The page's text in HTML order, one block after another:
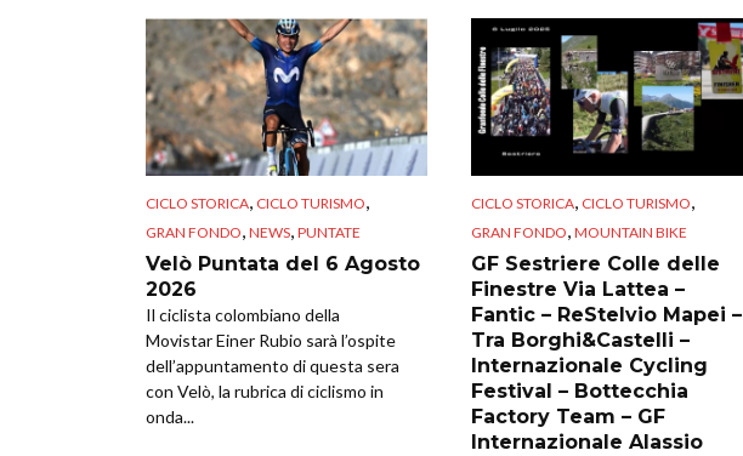
CICLO STORICA, CICLO TURISMO,
GRAN FONDO, NEWS, PUNTATE
Velò Puntata del 6 Agosto
2026
Il ciclista colombiano della
Movistar Einer Rubio sarà l’ospite
dell’appuntamento di questa sera
con Velò, la rubrica di ciclismo in
onda...
CICLO STORICA, CICLO TURISMO,
GRAN FONDO, MOUNTAIN BIKE
GF Sestriere Colle delle
Finestre Via Lattea –
Fantic – ReStelvio Mapei –
Tra Borghi&Castelli –
Internazionale Cycling
Festival – Bottecchia
Factory Team – GF
Internazionale Alassio